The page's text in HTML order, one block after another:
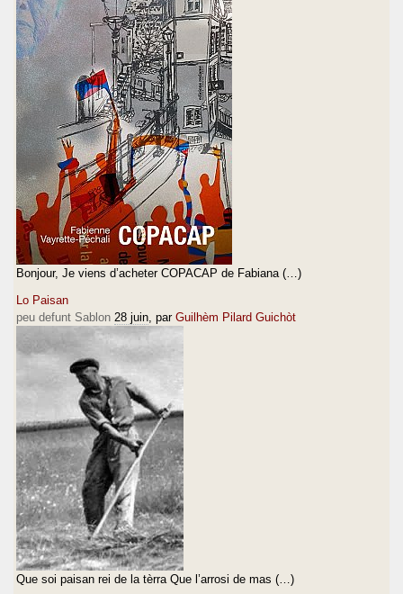
Bonjour, Je viens d’acheter COPACAP de Fabiana (…)
Lo Paisan
peu defunt Sablon 28 juin , par Guilhèm Pilard Guichòt
Que soi paisan rei de la tèrra Que l’arrosi de mas (…)